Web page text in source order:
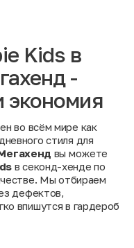
Kids в
-
экономия
во всём мире как
стиля для
вы можете
в секонд-хенде по
Мы отбираем
дефектов,
впишутся в гардероб